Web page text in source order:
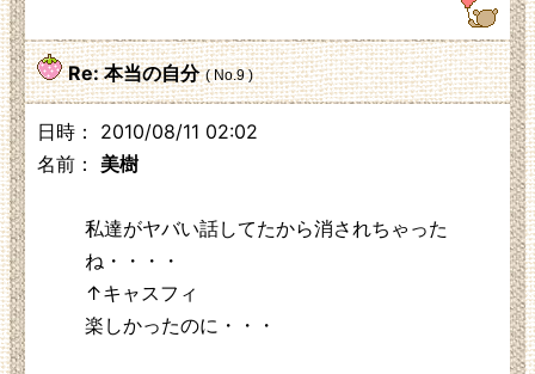
Re: 本当の自分 ( No.9 )
日時： 2010/08/11 02:02
名前： 美樹
私達がヤバい話してたから消されちゃった
ね・・・・
↑キャスフィ
楽しかったのに・・・